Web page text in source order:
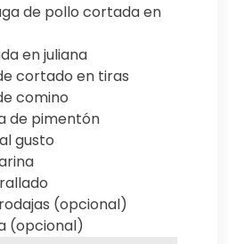
de pollo cortada en
en juliana
cortado en tiras
comino
de pimentón
gusto
(opcional)
(opcional)